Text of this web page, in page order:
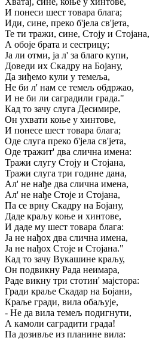
И понеси шест товара блага;
Иди, сине, преко б'јела св'јета,
Те ти тражи, сине, Стоју и Стојана,
А обоје брата и сестрицу;
Ја ли отми, ја л' за благо купи,
Доведи их Скадру на Бојану,
Да зиђемо кули у темеља,
Не би л' нам се темељ обдржао,
И не би ли саградили града."
Кад то зачу слуга Десимире,
Он ухвати коње у хинтове,
И понесе шест товара блага;
Оде слуга преко б'јела св'јета,
Оде тражит' два слична имена:
Тражи слугу Стоју и Стојана,
Тражи слуга три године дана,
Ал' не нађе два слична имена,
Ал' не нађе Стоје и Стојана,
Па се врну Скадру на Бојану,
Даде краљу коње и хинтове,
И даде му шест товара блага:
Ја не нађох два слична имена,
Ја не нађох Стоје и Стојана."
Кад то зачу Вукашине краљу,
Он подвикну Рада неимара,
Раде викну три стотин' мајстора:
Гради краље Скадар на Бојани,
Краље гради, вила обаљује,
- Не да вила темељ подигнути,
А камоли саградити града!
Па дозивље из планине вила: